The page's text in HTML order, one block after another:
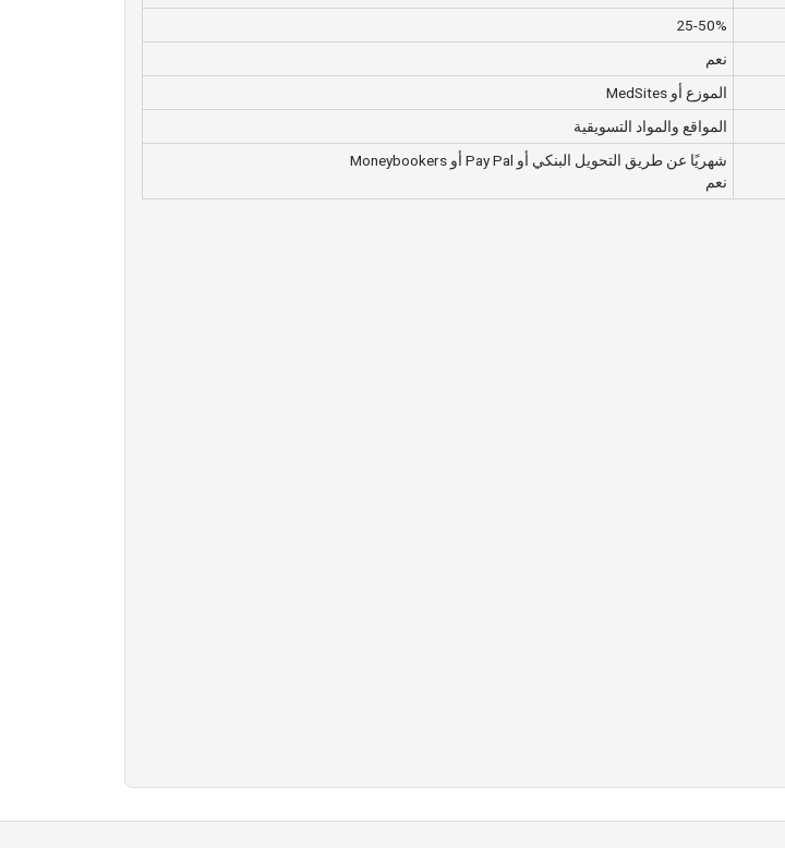
25-50%
نعم
الموزع أو MedSites
المواقع والمواد التسويقية
شهريًا عن طريق التحويل البنكي أو Pay Pal أو Moneybookers
نعم